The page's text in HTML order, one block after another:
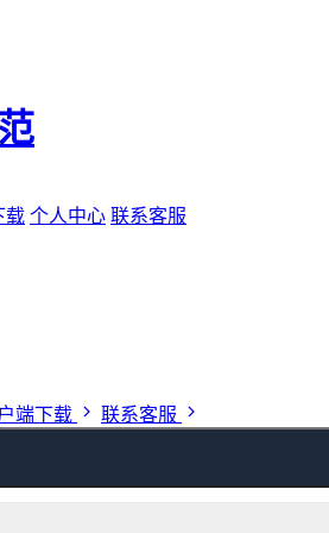
载 个人中心 联系客服
端下载 联系客服